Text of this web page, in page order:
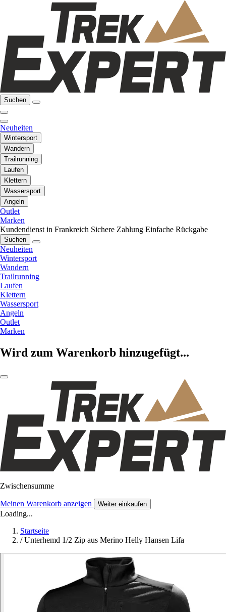
Suchen
Neuheiten
Wintersport
Wandern
Trailrunning
Laufen
Klettern
Wassersport
Angeln
Outlet
Marken
Kundendienst in Frankreich Sichere Zahlung Einfache Rückgabe
Suchen
Neuheiten
Wintersport
Wandern
Trailrunning
Laufen
Klettern
Wassersport
Angeln
Outlet
Marken
Wird zum Warenkorb hinzugefügt...
Zwischensumme
Meinen Warenkorb anzeigen Weiter einkaufen
Loading...
Startseite
/ Unterhemd 1/2 Zip aus Merino Helly Hansen Lifa